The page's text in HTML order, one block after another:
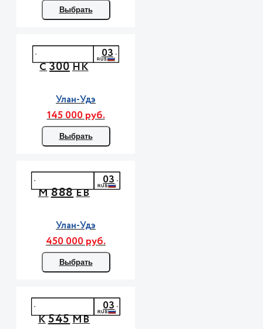
Выбрать
С300НК
03
Улан-Удэ
145 000 руб.
Выбрать
М888ЕВ
03
Улан-Удэ
450 000 руб.
Выбрать
К545МВ
03